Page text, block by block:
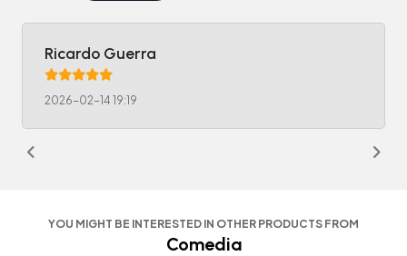
Ricardo Guerra
2026-02-14 19:19
YOU MIGHT BE INTERESTED IN OTHER PRODUCTS FROM
Comedia